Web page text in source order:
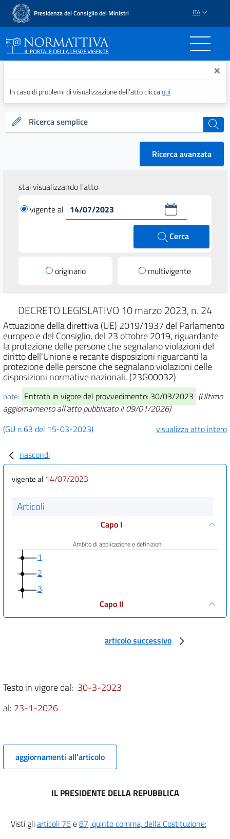
Presidenza del Consiglio dei Ministri ITA
Normattiva - Il portale ×
In caso di problemi di visualizzazione dell’atto cliccaqui
Ricerca semplice cerca
Ricerca avanzata
stai visualizzando l'atto
vigente al
Cerca
originario multivigente
DECRETO LEGISLATIVO 10 marzo 2023, n. 24
Attuazione della direttiva (UE) 2019/1937 del Parlamento
europeo e del Consiglio, del 23 ottobre 2019, riguardante
la protezione delle persone che segnalano violazioni del
diritto dell'Unione e recante disposizioni riguardanti la
protezione delle persone che segnalano violazioni delle
disposizioni normative nazionali. (23G00032)
note: Entrata in vigore del provvedimento: 30/03/2023 (Ultimo
aggiornamento all'atto pubblicato il 09/01/2026)
(GU n.63 del 15-03-2023)
visualizza atto intero
nascondi
vigente al 14/07/2023
Articoli
Capo I
Ambito di applicazione e definizioni
1
2
3
Capo II
7
8
11
12
15
articolo successivo
Testo in vigore dal: 30-3-2023
al: 23-1-2026
aggiornamenti all'articolo
IL PRESIDENTE DELLA REPUBBLICA
Visti gliarticoli 76e87, quinto comma, della Costituzione;